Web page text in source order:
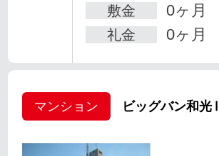
敷金 0ヶ月
礼金 0ヶ月
マンション ビッグバン和光Ⅱ